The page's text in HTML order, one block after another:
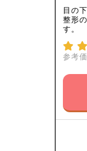
目の
整形
す。
参考